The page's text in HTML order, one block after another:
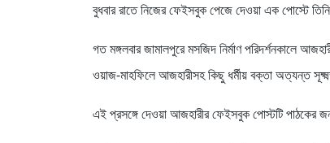
বুধবার রাতে নিজের ফেইসবুক পেজে দেওয়া এক পোস্টে
গত মঙ্গলবার জামালপুরে মসজিদ নির্মাণ পরিদর্শনকালে
ওয়াজ-মাহফিলে আজহারীসহ কিছু ধর্মীয় বক্তা অত্যন্ত
এই প্রসঙ্গে দেওয়া আজহারীর ফেইসবুক পোস্টটি পাঠকের